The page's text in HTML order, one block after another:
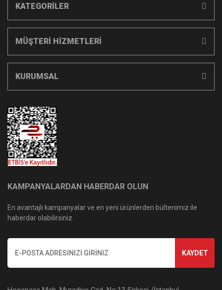
KATEGORİLER
MÜŞTERİ HİZMETLERİ
KURUMSAL
KAMPANYALARDAN HABERDAR OLUN
En avantajlı kampanyalar ve en yeni ürünlerden bültenimiz ile
haberdar olabilirsiniz.
KAYDET